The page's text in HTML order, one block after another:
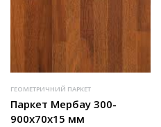
ГЕОМЕТРИЧНИЙ ПАРКЕТ
Паркет Мербау 300-
900х70х15 мм